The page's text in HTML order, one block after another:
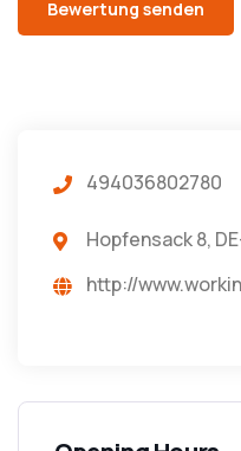
494036802780
Hopfensack 8,
http://